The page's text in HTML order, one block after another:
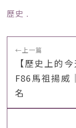
歷史 ﹒
←上一篇
【歷史上的
F86馬祖揚威
名